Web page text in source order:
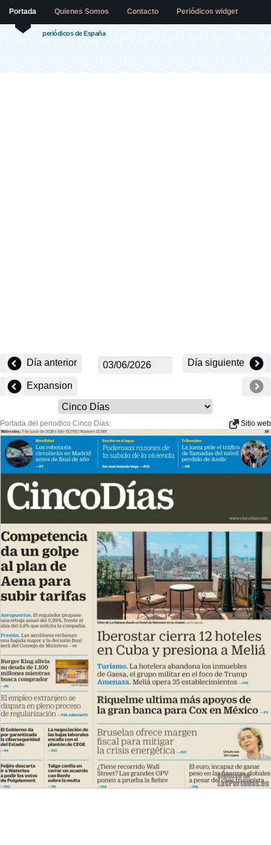
periódicos de España
Portada Quienes Somos Contacto Periódicos widget
Día anterior Día siguiente
Expansion
Portada del periodico Cinco Días: Sitio web